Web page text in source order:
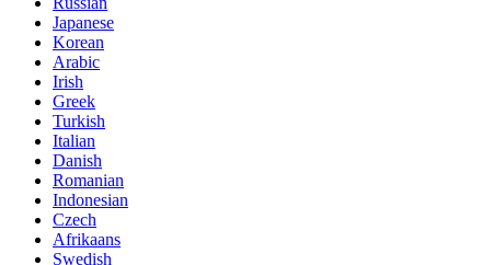
Japanese
Korean
Arabic
Irish
Greek
Turkish
Italian
Danish
Romanian
Indonesian
Czech
Afrikaans
Swedish